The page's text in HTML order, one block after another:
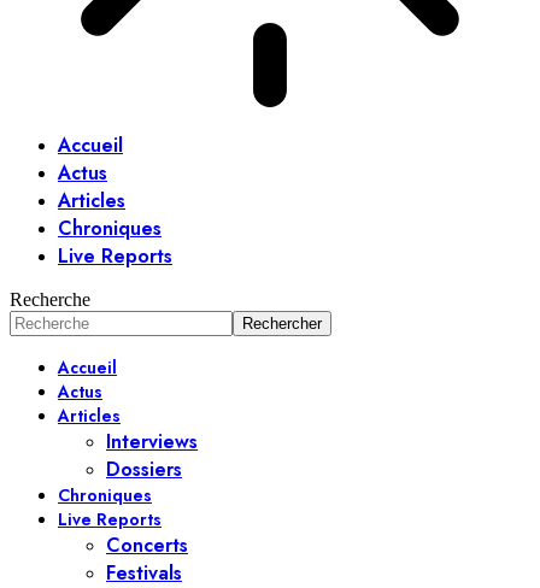
Accueil
Actus
Articles
Chroniques
Live Reports
Recherche
Accueil
Actus
Articles
Interviews
Dossiers
Chroniques
Live Reports
Concerts
Festivals